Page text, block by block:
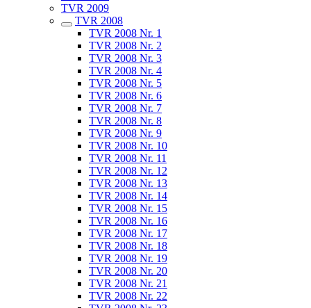
TVR 2009
TVR 2008
TVR 2008 Nr. 1
TVR 2008 Nr. 2
TVR 2008 Nr. 3
TVR 2008 Nr. 4
TVR 2008 Nr. 5
TVR 2008 Nr. 6
TVR 2008 Nr. 7
TVR 2008 Nr. 8
TVR 2008 Nr. 9
TVR 2008 Nr. 10
TVR 2008 Nr. 11
TVR 2008 Nr. 12
TVR 2008 Nr. 13
TVR 2008 Nr. 14
TVR 2008 Nr. 15
TVR 2008 Nr. 16
TVR 2008 Nr. 17
TVR 2008 Nr. 18
TVR 2008 Nr. 19
TVR 2008 Nr. 20
TVR 2008 Nr. 21
TVR 2008 Nr. 22